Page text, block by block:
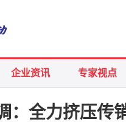
企业资讯 专家视点
：全力挤压传